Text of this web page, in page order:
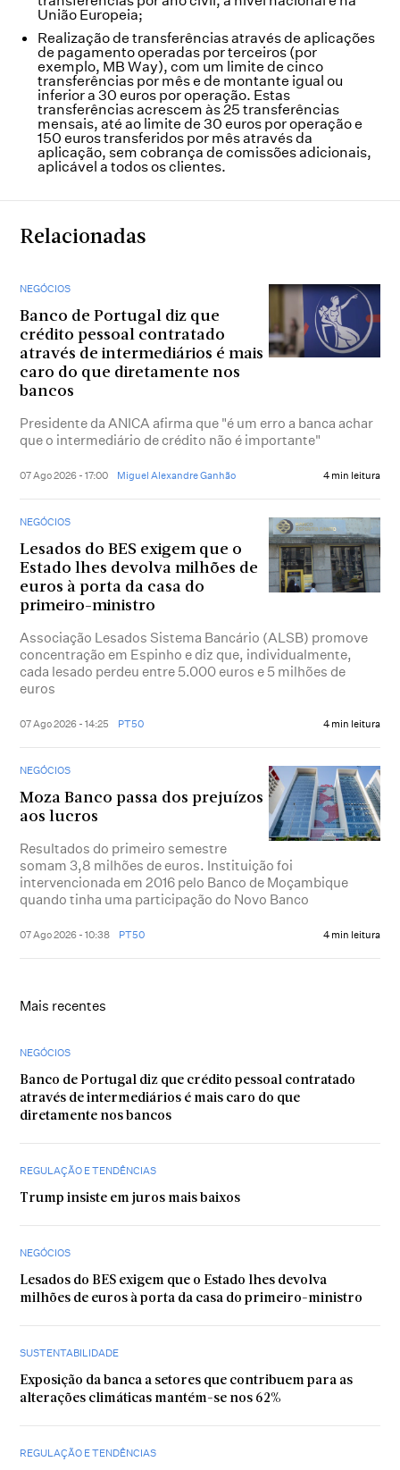
União Europeia;
Realização de transferências através de aplicações
de pagamento operadas por terceiros (por
exemplo, MB Way), com um limite de cinco
transferências por mês e de montante igual ou
inferior a 30 euros por operação. Estas
transferências acrescem às 25 transferências
mensais, até ao limite de 30 euros por operação e
150 euros transferidos por mês através da
aplicação, sem cobrança de comissões adicionais,
aplicável a todos os clientes.
Relacionadas
NEGÓCIOS
Banco de Portugal diz que
crédito pessoal contratado
através de intermediários é mais
caro do que diretamente nos
bancos
Presidente da ANICA afirma que "é um erro a banca achar
que o intermediário de crédito não é importante"
07 Ago 2026 - 17:00 Miguel Alexandre Ganhão 4 min leitura
NEGÓCIOS
Lesados do BES exigem que o
Estado lhes devolva milhões de
euros à porta da casa do
primeiro-ministro
Associação Lesados Sistema Bancário (ALSB) promove
concentração em Espinho e diz que, individualmente,
cada lesado perdeu entre 5.000 euros e 5 milhões de
euros
07 Ago 2026 - 14:25 PT50 4 min leitura
NEGÓCIOS
Moza Banco passa dos prejuízos
aos lucros
Resultados do primeiro semestre
somam 3,8 milhões de euros. Instituição foi
intervencionada em 2016 pelo Banco de Moçambique
quando tinha uma participação do Novo Banco
07 Ago 2026 - 10:38 PT50 4 min leitura
Mais recentes
NEGÓCIOS
Banco de Portugal diz que crédito pessoal contratado
através de intermediários é mais caro do que
diretamente nos bancos
REGULAÇÃO E TENDÊNCIAS
Trump insiste em juros mais baixos
NEGÓCIOS
Lesados do BES exigem que o Estado lhes devolva
milhões de euros à porta da casa do primeiro-ministro
SUSTENTABILIDADE
Exposição da banca a setores que contribuem para as
alterações climáticas mantém-se nos 62%
REGULAÇÃO E TENDÊNCIAS